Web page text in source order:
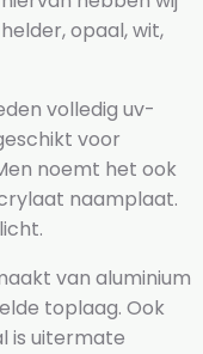
opaal, wit,
volledig uv-
voor
noemt het ook
naamplaat.
van aluminium
toplaag. Ook
is uitermate